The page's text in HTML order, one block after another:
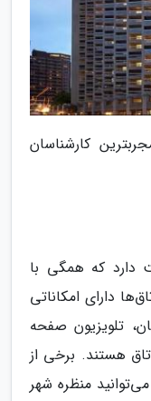
کارشناسان
و سوئیت دارد که همگی با
دارای امکاناتی
تلویزیون صفحه
هستند. برخی از
منظره شهر